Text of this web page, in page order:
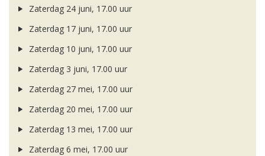
Zaterdag 24 juni, 17.00 uur
Zaterdag 17 juni, 17.00 uur
Zaterdag 10 juni, 17.00 uur
Zaterdag 3 juni, 17.00 uur
Zaterdag 27 mei, 17.00 uur
Zaterdag 20 mei, 17.00 uur
Zaterdag 13 mei, 17.00 uur
Zaterdag 6 mei, 17.00 uur